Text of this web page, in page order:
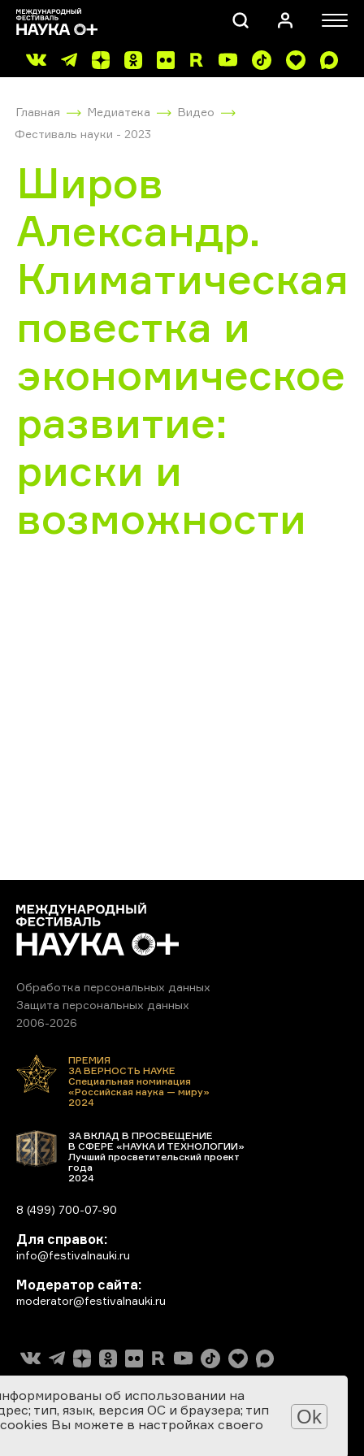
Главная Медиатека
Видео
Фестиваль науки - 2023
Широв
Александр.
Климатическая
повестка и
экономическое
развитие:
риски и
возможности
Обработка персональных данных
Защита персональных данных
2006-2026
ПРЕМИЯ
ЗА ВЕРНОСТЬ НАУКЕ
Специальная номинация
«Российская наука — миру»
2024
ЗА ВКЛАД В ПРОСВЕЩЕНИЕ
В СФЕРЕ «НАУКА И ТЕХНОЛОГИИ»
Лучший просветительский проект
года
2024
8 (499) 700-07-90
Для справок:
info@festivalnauki.ru
Модератор сайта:
moderator@festivalnauki.ru
об использовании на
тип, язык, версия ОС и браузера; тип
Вы можете в настройках своего
Ok